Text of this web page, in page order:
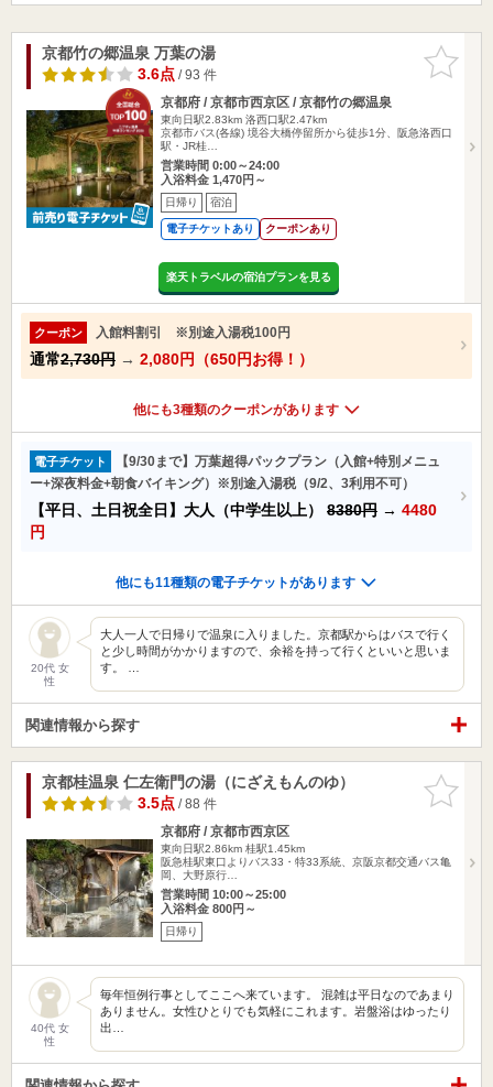
お気に入
りに追加
京都竹の郷温泉 万葉の湯
3.6点/ 93 件
京都府 / 京都市西京区 / 京都竹の郷温泉
東向日駅2.83km 洛西口駅2.47km
京都市バス(各線) 境谷大橋停留所から徒歩1分、阪急洛西口
駅・JR桂…
営業時間 0:00～24:00
入浴料金 1,470円～
日帰り 宿泊
電子チケットあり クーポンあり
楽天トラベルの宿泊プランを見る
クーポン 入館料割引 ※別途入湯税100円
通常2,730円 → 2,080円（650円お得！）
他にも3種類のクーポンがあります
電子チケット
【9/30まで】万葉超得パックプラン（入館+特別メニュ
ー+深夜料金+朝食バイキング）※別途入湯税（9/2、3利用不可）
【平日、土日祝全日】大人（中学生以上） 8380円 → 4480
円
他にも11種類の電子チケットがあります
20代 女
性
大人一人で日帰りで温泉に入りました。京都駅からはバスで行く
と少し時間がかかりますので、余裕を持って行くといいと思いま
す。 …
関連情報から探す
お気に入
りに追加
京都桂温泉 仁左衛門の湯（にざえもんのゆ）
3.5点/ 88 件
京都府 / 京都市西京区
東向日駅2.86km 桂駅1.45km
阪急桂駅東口よりバス33・特33系統、京阪京都交通バス亀
岡、大野原行…
営業時間 10:00～25:00
入浴料金 800円～
日帰り
40代 女
性
毎年恒例行事としてここへ来ています。 混雑は平日なのであまり
ありません。女性ひとりでも気軽にこれます。岩盤浴はゆったり
出…